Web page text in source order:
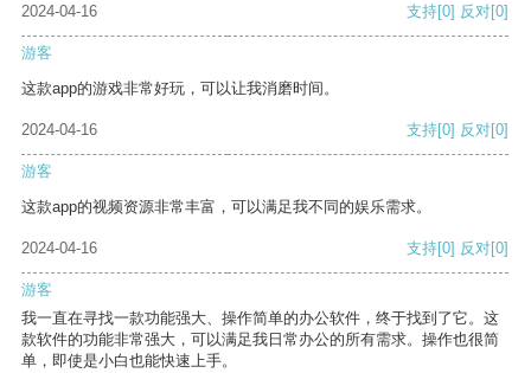
2024-04-16
支持[0] 反对[0]
游客
这款app的游戏非常好玩，可以让我消磨时间。
2024-04-16 支持[0] 反对[0]
游客
这款app的视频资源非常丰富，可以满足我不同的娱乐需求。
2024-04-16 支持[0] 反对[0]
游客
我一直在寻找一款功能强大、操作简单的办公软件，终于找到了它。这
款软件的功能非常强大，可以满足我日常办公的所有需求。操作也很简
单，即使是小白也能快速上手。